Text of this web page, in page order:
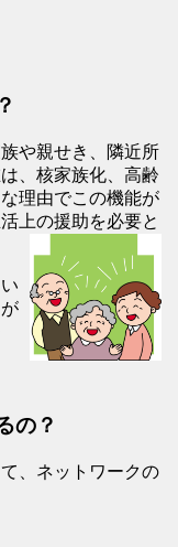
や親せき、隣近所
、核家族化、高齢
理由でこの機能が
上の援助を必要と
の？
ネットワークの